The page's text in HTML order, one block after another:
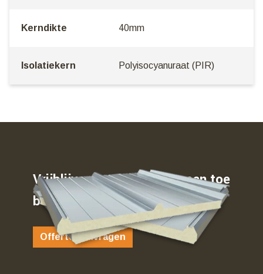
Kerndikte 40mm
Isolatiekern Polyisocyanuraat (PIR)
Vrijblijvend weten waar u aan toe
bent…
Offerte aanvragen